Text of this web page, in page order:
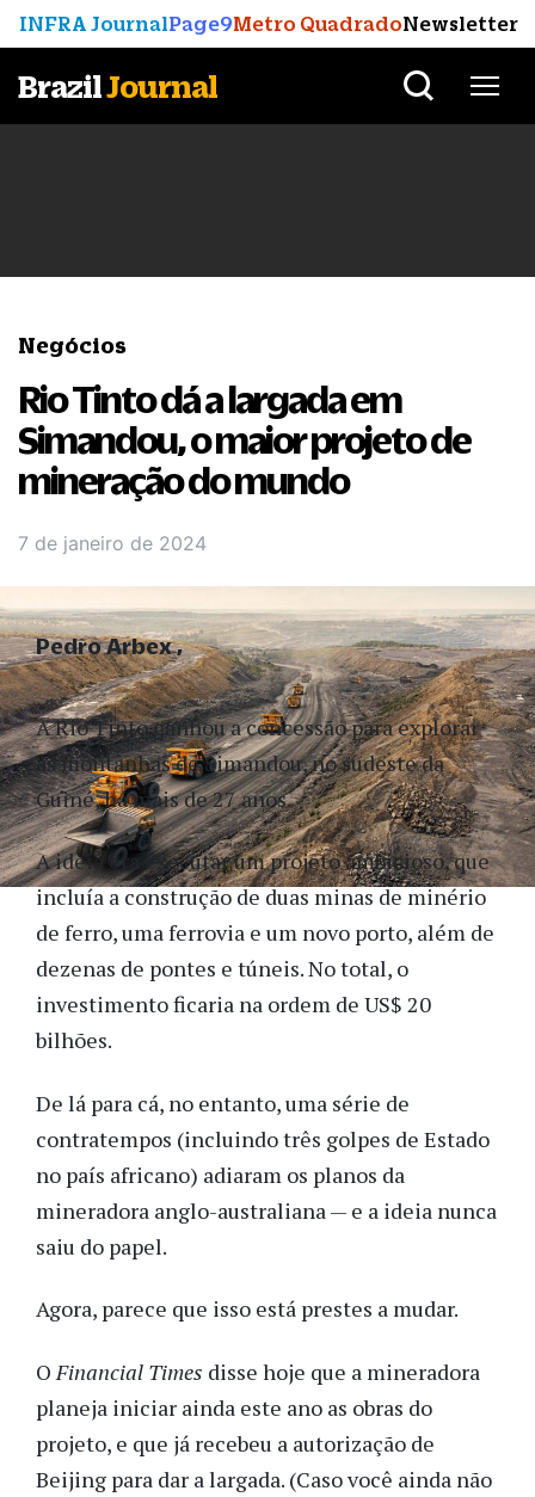
INFRA JournalPage9Metro QuadradoNewsletter
BrazilJournal
Negócios
Rio Tinto dá a largada em
Simandou, o maior projeto de
mineração do mundo
7 de janeiro de 2024
A Rio Tinto ganhou a concessão para explorar
as montanhas de Simandou, no sudeste da
Guiné, há mais de 27 anos.
A ideia era executar um projeto ambicioso, que
incluía a construção de duas minas de minério
de ferro, uma ferrovia e um novo porto, além de
dezenas de pontes e túneis. No total, o
investimento ficaria na ordem de US$ 20
bilhões.
De lá para cá, no entanto, uma série de
contratempos (incluindo três golpes de Estado
no país africano) adiaram os planos da
mineradora anglo-australiana — e a ideia nunca
saiu do papel.
Agora, parece que isso está prestes a mudar.
OFinancial Times disse hoje que a mineradora
planeja iniciar ainda este ano as obras do
projeto, e que já recebeu a autorização de
Beijing para dar a largada. (Caso você ainda não
Pedro Arbex